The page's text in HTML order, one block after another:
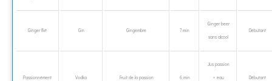
Ginger flirt Gin Gingembre 7 min
Ginger beer
sans alcool
Débutant
Passionnément Vodka Fruit de la passion 6 min
Jus passion
+ eau Débutant